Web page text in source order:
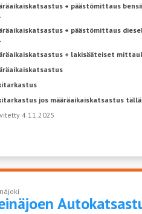
+ päästömittaus
+ päästömittaus
+ lakisääteiset
jos määräaikaiskatsastus
4.11.2025